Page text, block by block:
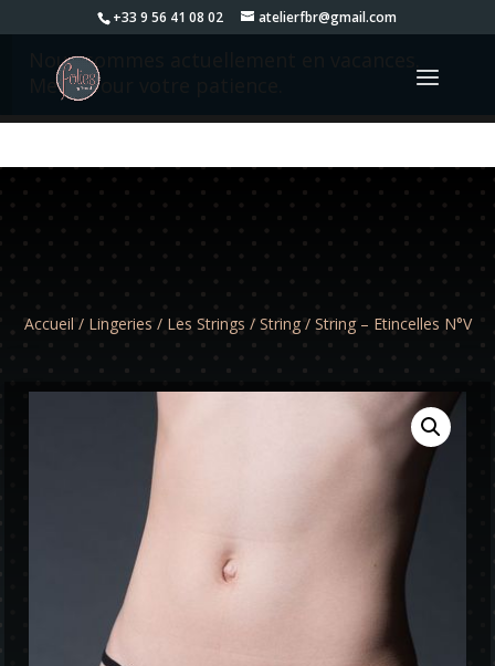
+33 9 56 41 08 02 atelierfbr@gmail.com
Nous sommes actuellement en vacances.
Merci pour votre patience.
Accueil / Lingeries / Les Strings / String/ String – Etincelles N°V